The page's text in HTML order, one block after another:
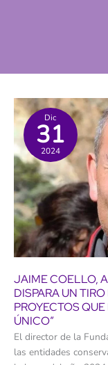
Dic
31
2024
JAIME COELLO,
DISPARA UN
PROYECTOS
ÚNICO”
El director de la
las entidades